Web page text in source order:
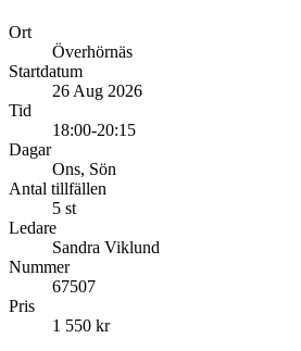
Ort
Överhörnäs
Startdatum
26 Aug 2026
Tid
18:00-20:15
Dagar
Ons, Sön
Antal tillfällen
5 st
Ledare
Sandra Viklund
Nummer
67507
Pris
1 550 kr